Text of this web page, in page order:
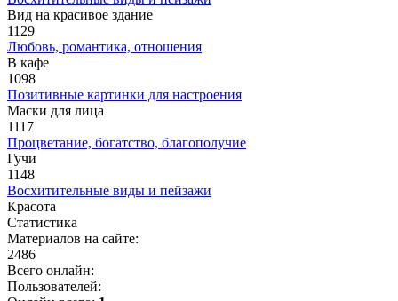
Вид на красивое здание
1129
Любовь, романтика, отношения
В кафе
1098
Позитивные картинки для настроения
Маски для лица
1117
Процветание, богатство, благополучие
Гучи
1148
Восхитительные виды и пейзажи
Красота
Статистика
Материалов на сайте:
2486
Всего онлайн:
Пользователей: